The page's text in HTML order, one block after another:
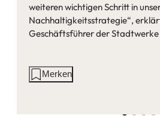
weiteren wichtigen Schritt in
Nachhaltigkeitsstrategie“,
Geschäftsführer der
AktionenMerken